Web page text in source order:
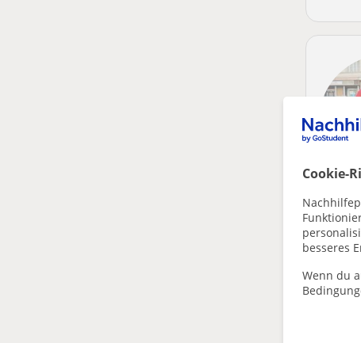
Cookie-
besseres
Wenn du
Es
Passe